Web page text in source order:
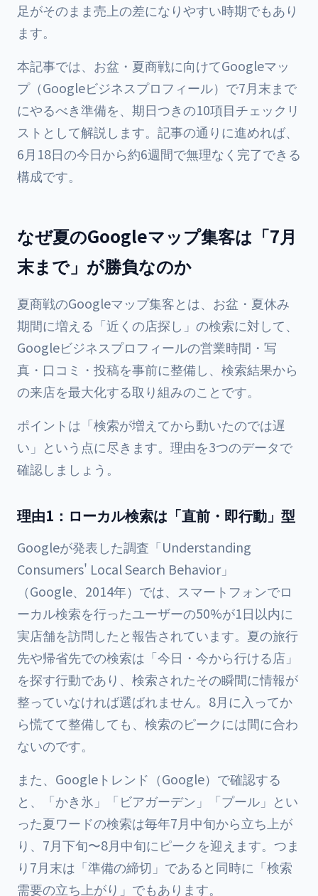
足がそのまま売上の差になりやすい時期でもあり
ます。
本記事では、お盆・夏商戦に向けてGoogleマッ
プ（Googleビジネスプロフィール）で7月末まで
にやるべき準備を、期日つきの10項目チェックリ
ストとして解説します。記事の通りに進めれば、
6月18日の今日から約6週間で無理なく完了できる
構成です。
なぜ夏のGoogleマップ集客は「7月
末まで」が勝負なのか
夏商戦のGoogleマップ集客とは、お盆・夏休み
期間に増える「近くの店探し」の検索に対して、
Googleビジネスプロフィールの営業時間・写
真・口コミ・投稿を事前に整備し、検索結果から
の来店を最大化する取り組みのことです。
ポイントは「検索が増えてから動いたのでは遅
い」という点に尽きます。理由を3つのデータで
確認しましょう。
理由1：ローカル検索は「直前・即行動」型
Googleが発表した調査「Understanding
Consumers' Local Search Behavior」
（Google、2014年）では、スマートフォンでロ
ーカル検索を行ったユーザーの50%が1日以内に
実店舗を訪問したと報告されています。夏の旅行
先や帰省先での検索は「今日・今から行ける店」
を探す行動であり、検索されたその瞬間に情報が
整っていなければ選ばれません。8月に入ってか
ら慌てて整備しても、検索のピークには間に合わ
ないのです。
また、Googleトレンド（Google）で確認する
と、「かき氷」「ビアガーデン」「プール」とい
った夏ワードの検索は毎年7月中旬から立ち上が
り、7月下旬〜8月中旬にピークを迎えます。つま
り7月末は「準備の締切」であると同時に「検索
需要の立ち上がり」でもあります。